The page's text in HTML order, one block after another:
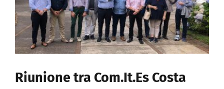
Riunione tra Com.It.Es Costa